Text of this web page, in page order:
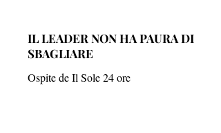
IL LEADER NON HA PAURA DI
SBAGLIARE
Ospite de Il Sole 24 ore